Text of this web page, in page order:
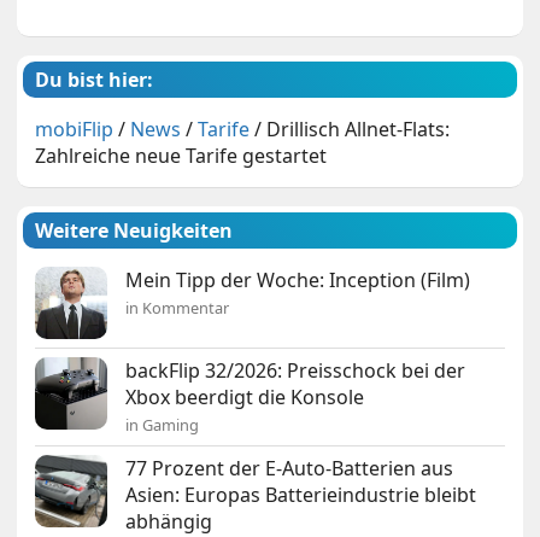
Du bist hier:
mobiFlip / News /Tarife/ Drillisch Allnet-Flats:
Zahlreiche neue Tarife gestartet
Weitere Neuigkeiten
Mein Tipp der Woche: Inception (Film)
in Kommentar
backFlip 32/2026: Preisschock bei der
Xbox beerdigt die Konsole
in Gaming
77 Prozent der E-Auto-Batterien aus
Asien: Europas Batterieindustrie bleibt
abhängig